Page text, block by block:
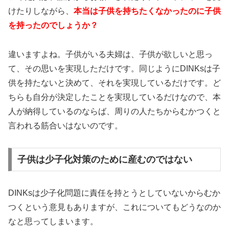
けたりしながら、 本当は子供を持ちたくなかったのに子供
を持ったのでしょうか？
違いますよね。子供がいる夫婦は、子供が欲しいと思っ
て、その思いを実現しただけです。同じようにDINKsは子
供を持たないと決めて、それを実現しているだけです。ど
ちらも自分が決定したことを実現しているだけなので、本
人が納得しているのならば、周りの人たちからむかつくと
言われる筋合いはないのです。
子供は少子化対策のために産むのではない
DINKsは少子化問題に責任を持とうとしていないからむか
つくという意見もありますが、これについてもどうなのか
なと思ってしまいます。